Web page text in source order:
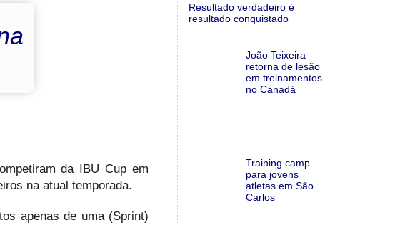
da IBU Cup em
na atual temporada.
apenas de uma (Sprint)
Resultado verdadeiro é
resultado conquistado
João Teixeira
retorna de lesão
em treinamentos
no Canadá
Training camp
para jovens
atletas em São
Carlos